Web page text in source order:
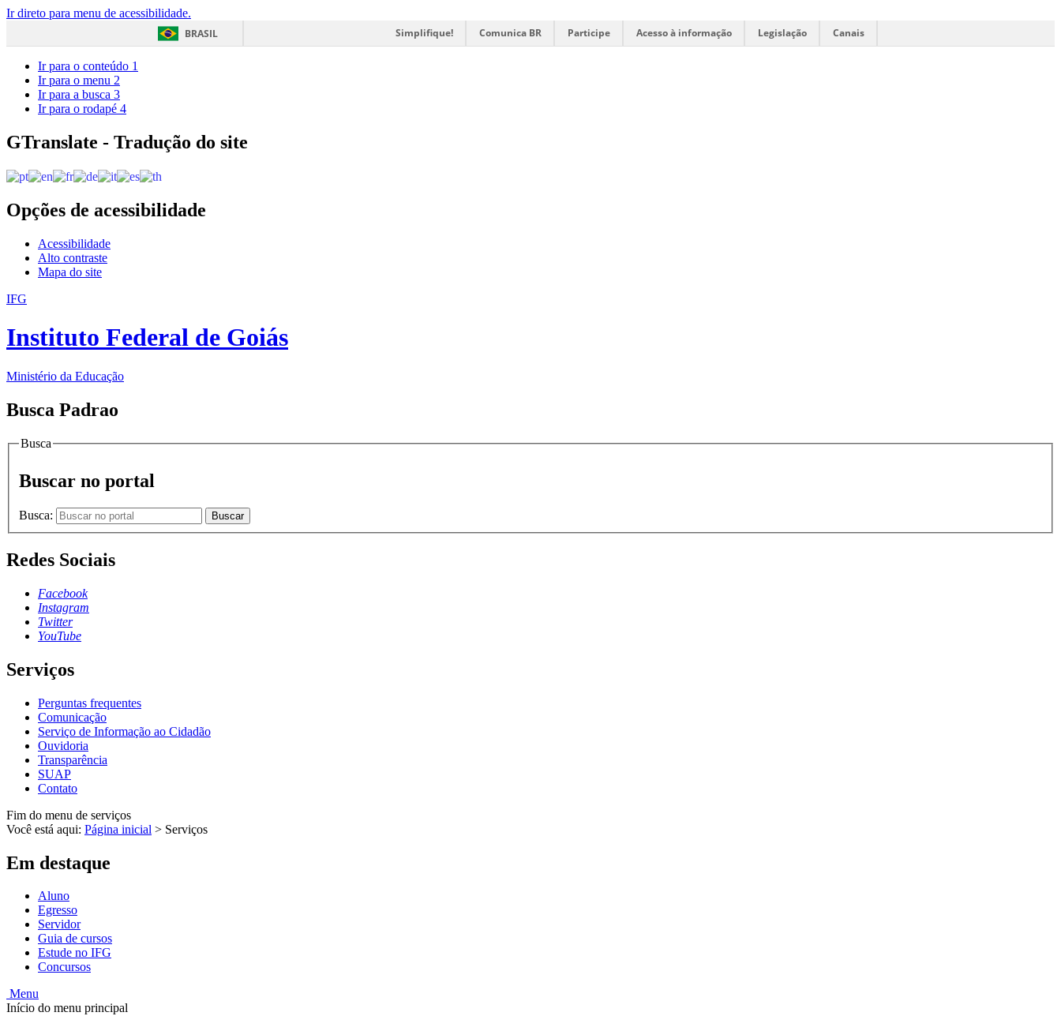
Ir direto para menu de acessibilidade.
BRASIL
Simplifique! Comunica BR Participe Acesso à informação Legislação Canais
Ir para o conteúdo 1
Ir para o menu 2
Ir para a busca 3
Ir para o rodapé 4
GTranslate - Tradução do site
Opções de acessibilidade
Acessibilidade
Alto contraste
Mapa do site
IFG
Instituto Federal de Goiás
Ministério da Educação
Busca Padrao
Busca
Buscar no portal
Busca: Buscar
Redes Sociais
Facebook
Instagram
Twitter
YouTube
Serviços
Perguntas frequentes
Comunicação
Serviço de Informação ao Cidadão
Ouvidoria
Transparência
SUAP
Contato
Fim do menu de serviços
Você está aqui: Página inicial > Serviços
Em destaque
Aluno
Egresso
Servidor
Guia de cursos
Estude no IFG
Concursos
Menu
Início do menu principal